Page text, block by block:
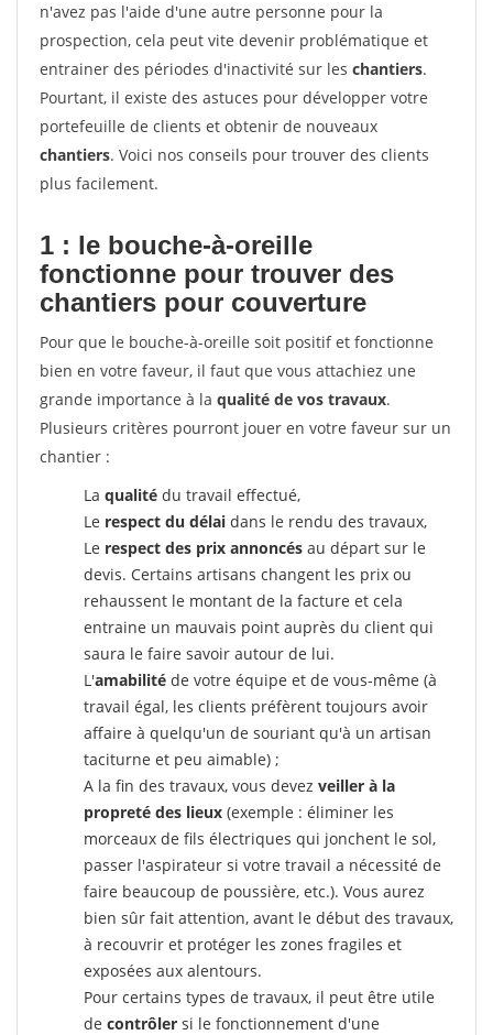
n'avez pas l'aide d'une autre personne pour la
prospection, cela peut vite devenir problématique et
entrainer des périodes d'inactivité sur les chantiers.
Pourtant, il existe des astuces pour développer votre
portefeuille de clients et obtenir de nouveaux
chantiers. Voici nos conseils pour trouver des clients
plus facilement.
1 : le bouche-à-oreille
fonctionne pour trouver des
chantiers pour couverture
Pour que le bouche-à-oreille soit positif et fonctionne
bien en votre faveur, il faut que vous attachiez une
grande importance à la qualité de vos travaux.
Plusieurs critères pourront jouer en votre faveur sur un
chantier :
La qualité du travail effectué,
Le respect du délai dans le rendu des travaux,
Le respect des prix annoncés au départ sur le
devis. Certains artisans changent les prix ou
rehaussent le montant de la facture et cela
entraine un mauvais point auprès du client qui
saura le faire savoir autour de lui.
L'amabilité de votre équipe et de vous-même (à
travail égal, les clients préfèrent toujours avoir
affaire à quelqu'un de souriant qu'à un artisan
taciturne et peu aimable) ;
A la fin des travaux, vous devez veiller à la
propreté des lieux (exemple : éliminer les
morceaux de fils électriques qui jonchent le sol,
passer l'aspirateur si votre travail a nécessité de
faire beaucoup de poussière, etc.). Vous aurez
bien sûr fait attention, avant le début des travaux,
à recouvrir et protéger les zones fragiles et
exposées aux alentours.
Pour certains types de travaux, il peut être utile
de contrôler si le fonctionnement d'une